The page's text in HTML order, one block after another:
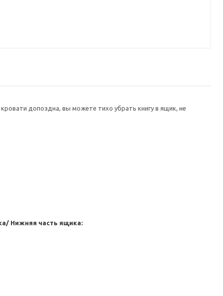
допоздна, вы можете тихо убрать книгу в ящик, не
Нижняя часть ящика: